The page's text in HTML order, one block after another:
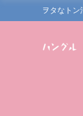
ヲタなトン